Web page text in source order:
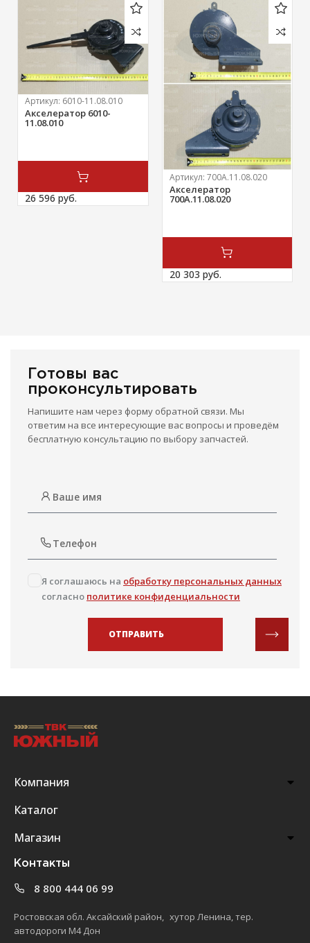
Артикул: 6010-11.08.010
Акселератор 6010-
11.08.010
26 596 руб.
Артикул: 700А.11.08.020
Акселератор
700А.11.08.020
20 303 руб.
Готовы вас
проконсультировать
Напишите нам через форму обратной связи. Мы
ответим на все интересующие вас вопросы и проведём
бесплатную консультацию по выбору запчастей.
Я соглашаюсь на обработку персональных данных
согласно политике конфиденциальности
ОТПРАВИТЬ
Компания
Каталог
Магазин
Контакты
8 800 444 06 99
Ростовская обл. Аксайский район, хутор Ленина, тер.
автодороги М4 Дон